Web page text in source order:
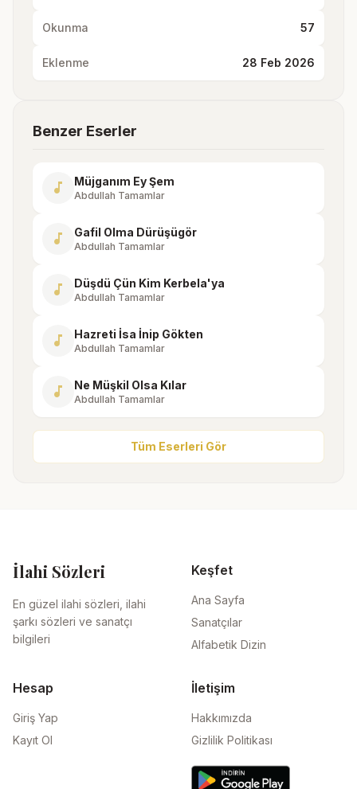
Okunma 57
Eklenme 28 Feb 2026
Benzer Eserler
music_note Müjganım Ey Şem
Abdullah Tamamlar
music_note Gafil Olma Dürüşügör
Abdullah Tamamlar
music_note Düşdü Çün Kim Kerbela'ya
Abdullah Tamamlar
music_note Hazreti İsa İnip Gökten
Abdullah Tamamlar
music_note Ne Müşkil Olsa Kılar
Abdullah Tamamlar
Tüm Eserleri Gör
İlahi Sözleri
En güzel ilahi sözleri, ilahi
şarkı sözleri ve sanatçı
bilgileri
Keşfet
Ana Sayfa
Sanatçılar
Alfabetik Dizin
Hesap
Giriş Yap
Kayıt Ol
İletişim
Hakkımızda
Gizlilik Politikası